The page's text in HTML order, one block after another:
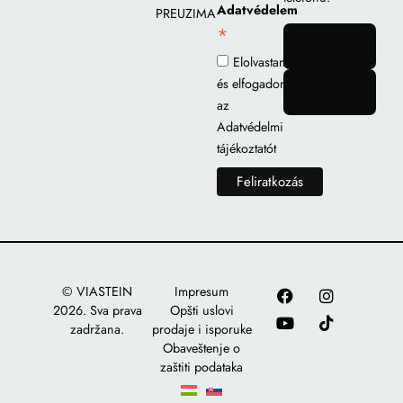
PREUZIMANJEAdatvédelem
*
Elolvastam
és elfogadom
az
Adatvédelmi
tájékoztatót
© VIASTEIN
2026. Sva prava
zadržana.
Impresum
Opšti uslovi
prodaje i isporuke
Obaveštenje o
zaštiti podataka